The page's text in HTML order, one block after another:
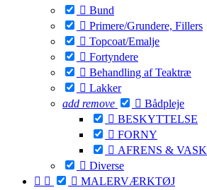
 Bund
 Primere/Grundere, Fillers
 Topcoat/Emalje
 Fortyndere
 Behandling af Teaktræ
 Lakker
add remove  Bådpleje
 BESKYTTELSE
 FORNY
 AFRENS & VASK
 Diverse
   MALERVÆRKTØJ